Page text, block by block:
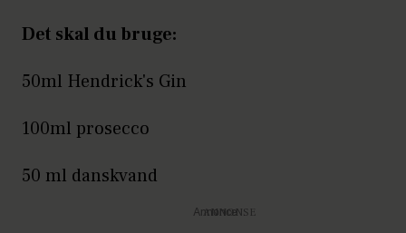
1755 København
Strøm, Niels Hemmingsens
København
Zefside, Frederiksholms Kanal
Det skal du bruge:
50ml Hendrick's Gin
100ml prosecco
50 ml danskvand
Annonce